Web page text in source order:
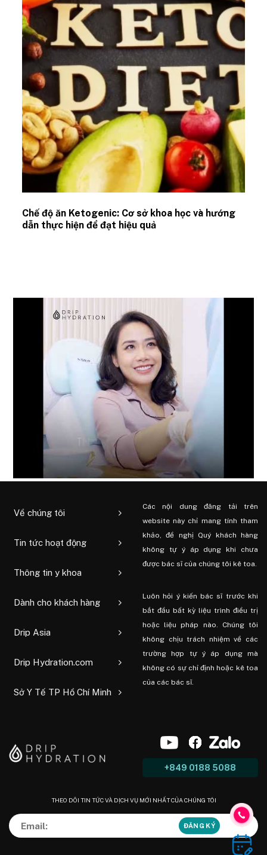
Chế độ ăn Ketogenic: Cơ sở khoa học và hướng
dẫn thực hiện để đạt hiệu quả
Về chúng tôi
Tin tức hoạt động
Thông tin y khoa
Dành cho khách hàng
Drip Asia
Drip Hydration.com
Sở Y Tế TP Hồ Chí Minh
Các nội dung đăng tải trên
website này chỉ mang tính tham
khảo, đề nghị Quý khách hàng
không tự ý áp dụng khi chưa
được bác sĩ của chúng tôi kê toa.
Luôn hỏi ý kiến ​​bác sĩ trước khi
bắt đầu bất kỳ liệu trình điều trị
hoặc liệu pháp nào. Chúng tôi
không chịu trách nhiệm về các
trường hợp tự ý áp dụng mà
không có sự chỉ định hoặc kê toa
của các bác sĩ.
+849 0188 5088
THEO DÕI TIN TỨC VÀ DỊCH VỤ MỚI NHẤT CỦA CHÚNG TÔI